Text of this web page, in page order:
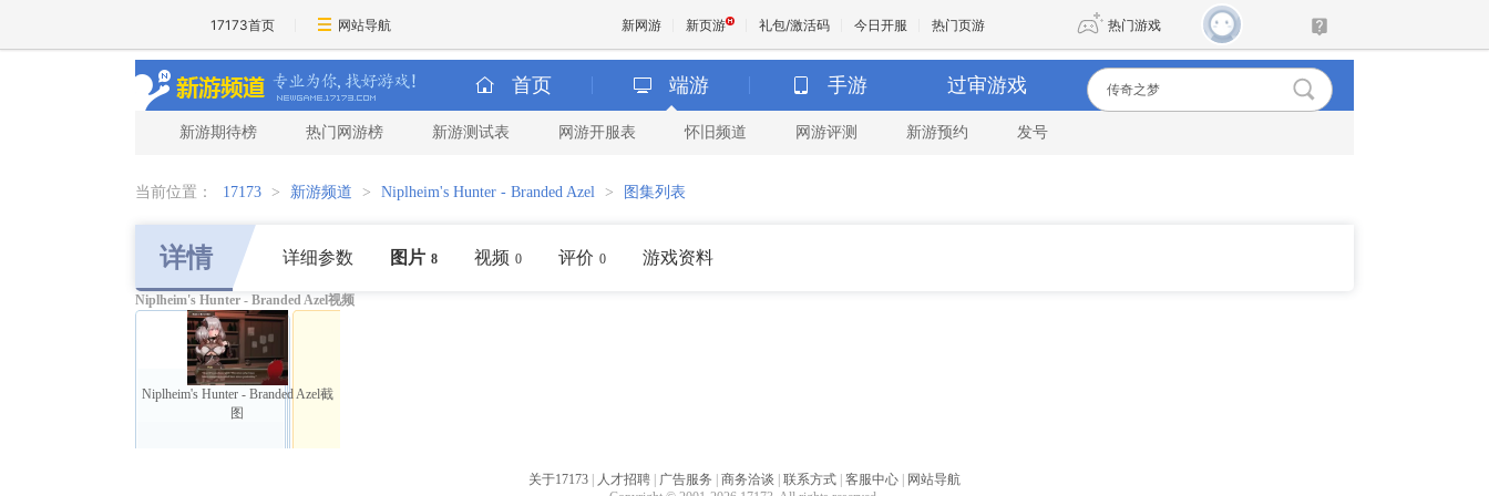
17173首页 网站导航 新网游 新页游 礼包/激活码 今日开服 热门页游 热门游戏
魔兽 DNF
首页 端游 手游 过审游戏
新游期待榜 热门网游榜 新游测试表 网游开服表 怀旧频道 网游评测 新游预约 发号
当前位置： 17173 > 新游频道 > Niplheim's Hunter - Branded Azel > 图集列表
详情 详细参数 图片 8 视频 0 评价 0 游戏资料
Niplheim's Hunter - Branded Azel视频
Niplheim's Hunter - Branded Azel截
图
关于17173 人才招聘 广告服务 商务洽谈 联系方式 客服中心
网站导航